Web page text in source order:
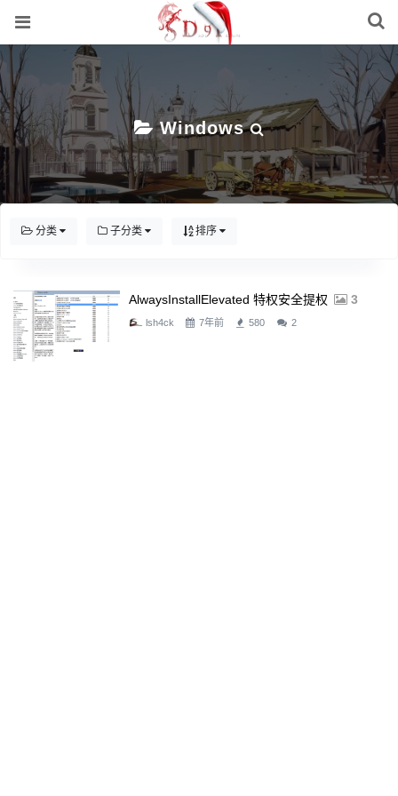
Windows
分类 子分类 排序
AlwaysInstallElevated 特权安全提权 3
lsh4ck 7年前 580 2